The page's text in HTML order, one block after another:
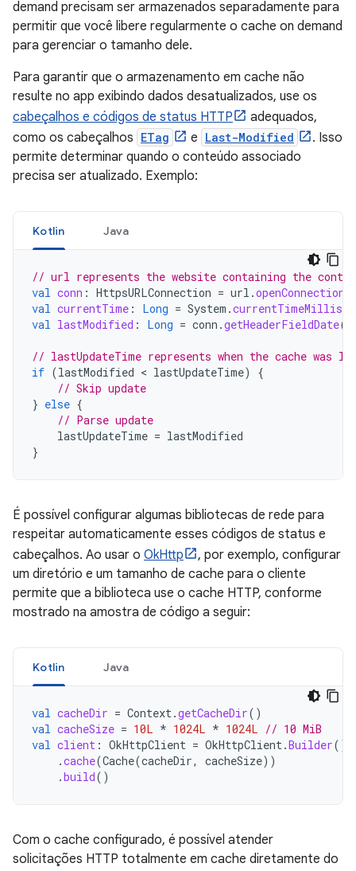
demand precisam ser armazenados separadamente para
permitir que você libere regularmente o cache on demand
para gerenciar o tamanho dele.
Para garantir que o armazenamento em cache não
resulte no app exibindo dados desatualizados, use os
cabeçalhos e códigos de status HTTP
adequados,
como os cabeçalhos ETag e Last-Modified
. Isso
permite determinar quando o conteúdo associado
precisa ser atualizado. Exemplo:
Kotlin Java
// url represents the website containing the
val conn : HttpsURLConnection = url .openConnection
val currentTime : Long = System .currentTimeMillis
val lastModified : Long = conn .getHeaderFieldDate(
// lastUpdateTime represents when the cache was
if (lastModified < lastUpdateTime)
{
// Skip update
} else {
// Parse update
lastUpdateTime = lastModified
}
É possível configurar algumas bibliotecas de rede para
respeitar automaticamente esses códigos de status e
cabeçalhos. Ao usar o OkHttp
, por exemplo, configurar
um diretório e um tamanho de cache para o cliente
permite que a biblioteca use o cache HTTP, conforme
mostrado na amostra de código a seguir:
Kotlin Java
val cacheDir = Context.getCacheDir()
val cacheSize = 10L * 1024L * 1024L // 10 MiB
val client : OkHttpClient = OkHttpClient.Builder()
.cache(Cache(cacheDir, cacheSize))
.build()
Com o cache configurado, é possível atender
solicitações HTTP totalmente em cache diretamente do